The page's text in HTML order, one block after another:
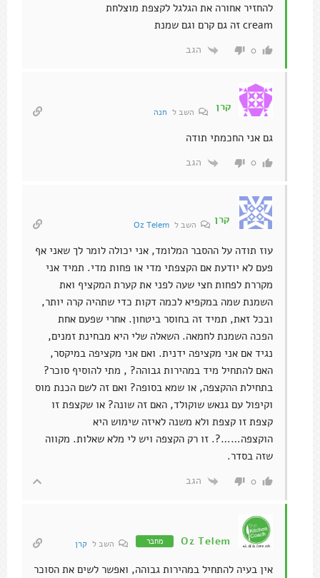
להחזיר אחורה את הגלגל לקצפת מוצלחת
cream זה גם קרם וגם שמנת
0 הגב
קרן השב ל חנה
גם אני החכמתי תודה
0 הגב
קרן השב לOz Telem
עוז תודה על ההסבר המלומד, אני יכולה לומר לך שאני אף
פעם לא יודעת אם הקצפתי מדי או פחות מדי. תמיד אני
מקררת לפחות חצי שעה לפני את קערת המקציף ואת
השמנת שמה במקפיא לכמה דקות כדי שתהיה קרה יותר,
ובכל זאת, תמיד זה בחוסר ביטחון. אחרי שפעם אחת
הפכה השמנת לחמאה. השאלה שלי היא מבחינת זמנים,
נגיד אם אני מקציפה ידנית. ואם אני מקציפה במיקסר,
האם להתחיל מיד במהירות גבוהה? , מתי להוסיף סוכר?
בתחילת ההקצפה, או שמא בסופה? ואם זה לשם הכנת מוס
וקיפול עם גנאש שוקולד, האם זה שונה? או שקצפת זו
קצפת זו קצפת ולא משנה לאיזה שימוש היא
הוקצפה……?. זו רק הקצפה ויש לי מלא שאלות. מקווה
שזה בסדר.
0 הגב
Oz Telem מחבר השב ל קרן
אין בעיה להתחיל במהירות גבוהה, ואפשר לשים את הסוכר